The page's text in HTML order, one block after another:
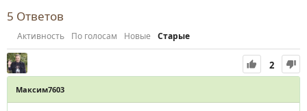
5 Ответов
Активность По голосам Новые Старые
2
Максим7603